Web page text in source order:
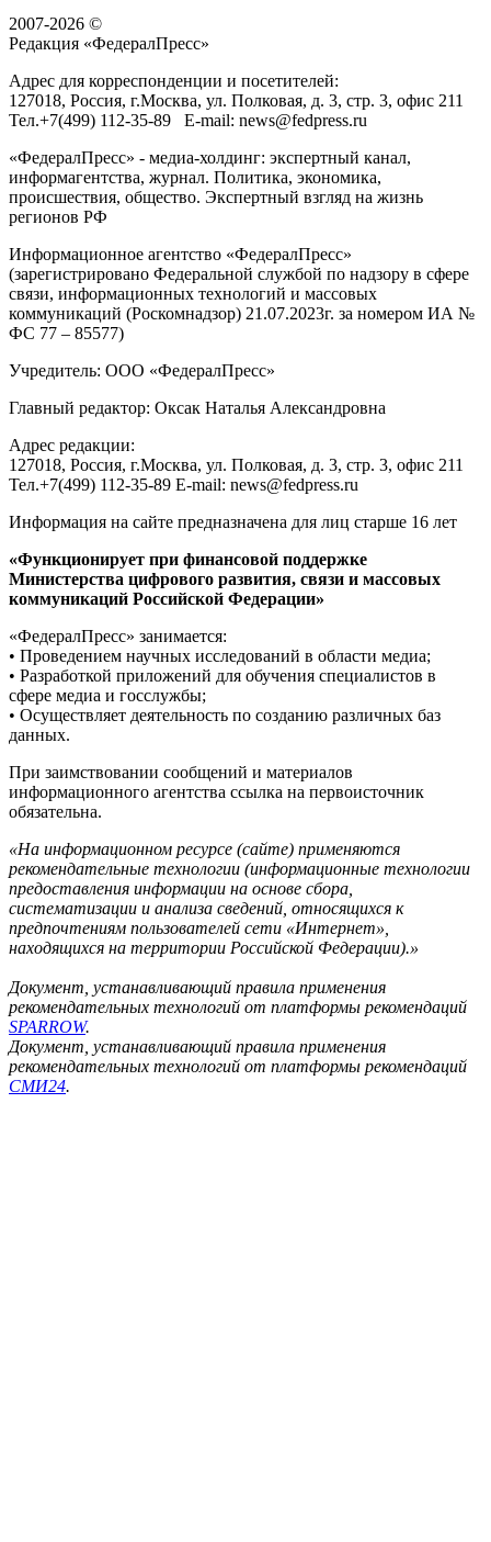
2007-2026 ©
Редакция «ФедералПресс»
Адрес для корреспонденции и посетителей:
127018, Россия, г.Москва, ул. Полковая, д. 3, стр. 3, офис 211
Тел.+7(499) 112-35-89 E-mail: news@fedpress.ru
«ФедералПресс» - медиа-холдинг: экспертный канал,
информагентства, журнал. Политика, экономика,
происшествия, общество. Экспертный взгляд на жизнь
регионов РФ
Информационное агентство «ФедералПресс»
(зарегистрировано Федеральной службой по надзору в сфере
связи, информационных технологий и массовых
коммуникаций (Роскомнадзор) 21.07.2023г. за номером ИА №
ФС 77 – 85577)
Учредитель: ООО «ФедералПресс»
Главный редактор: Оксак Наталья Александровна
Адрес редакции:
127018, Россия, г.Москва, ул. Полковая, д. 3, стр. 3, офис 211
Тел.+7(499) 112-35-89 E-mail: news@fedpress.ru
Информация на сайте предназначена для лиц старше 16 лет
«Функционирует при финансовой поддержке
Министерства цифрового развития, связи и массовых
коммуникаций Российской Федерации»
«ФедералПресс» занимается:
• Проведением научных исследований в области медиа;
• Разработкой приложений для обучения специалистов в
сфере медиа и госслужбы;
• Осуществляет деятельность по созданию различных баз
данных.
При заимствовании сообщений и материалов
информационного агентства ссылка на первоисточник
обязательна.
«На информационном ресурсе (сайте) применяются
рекомендательные технологии (информационные технологии
предоставления информации на основе сбора,
систематизации и анализа сведений, относящихся к
предпочтениям пользователей сети «Интернет»,
находящихся на территории Российской Федерации).»
Документ, устанавливающий правила применения
рекомендательных технологий от платформы рекомендаций
SPARROW.
Документ, устанавливающий правила применения
рекомендательных технологий от платформы рекомендаций
СМИ24.